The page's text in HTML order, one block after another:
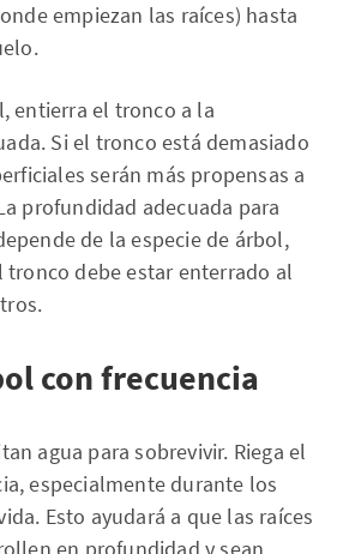
empiezan las raíces) hasta
entierra el tronco a la
Si el tronco está demasiado
serán más propensas a
profundidad adecuada para
de la especie de árbol,
tronco debe estar enterrado al
con frecuencia
agua para sobrevivir. Riega el
especialmente durante los
Esto ayudará a que las raíces